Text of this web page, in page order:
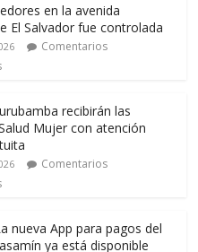
en la avenida
El Salvador fue controlada
Comentarios
recibirán las
Mujer con atención
Comentarios
nueva App para pagos del
ya está disponible